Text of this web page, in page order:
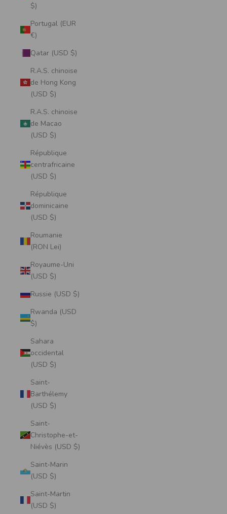
$)
Portugal (EUR
€)
Qatar (USD $)
R.A.S. chinoise
de Hong Kong
(USD $)
R.A.S. chinoise
de Macao
(USD $)
République
centrafricaine
(USD $)
République
dominicaine
(USD $)
Roumanie
(RON Lei)
Royaume-Uni
(USD $)
Russie (USD $)
Rwanda (USD
$)
Sahara
occidental
(USD $)
Saint-
Barthélemy
(USD $)
Saint-
Christophe-et-
Niévès (USD $)
Saint-Marin
(USD $)
Saint-Martin
(USD $)